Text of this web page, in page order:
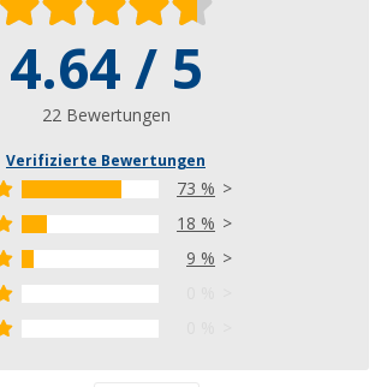
Gimex Black Line Holzdekor Pfannenset 3
CHF 52,95 UVP
Gimex Sicherheitstopfgriff
4.64 / 5
22 Bewertungen
Verifizierte Bewertungen
73 %
18 %
9 %